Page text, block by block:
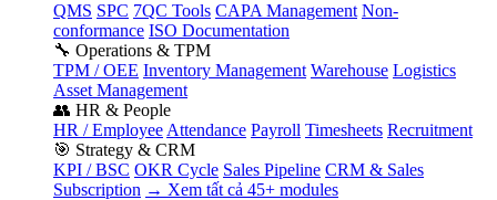
QMS SPC 7QC Tools CAPA Management Non-
conformance ISO Documentation
🔧 Operations & TPM
TPM / OEE Inventory Management Warehouse Logistics
Asset Management
👥 HR & People
HR / Employee Attendance Payroll Timesheets Recruitment
🎯 Strategy & CRM
KPI / BSC OKR Cycle Sales Pipeline CRM & Sales
Subscription → Xem tất cả 45+ modules